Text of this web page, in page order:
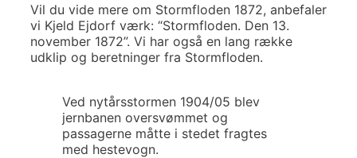
Vil du vide mere om Stormfloden 1872, anbefaler
vi Kjeld Ejdorf værk: “Stormfloden. Den 13.
november 1872”. Vi har også en lang række
udklip og beretninger fra Stormfloden.
Ved nytårsstormen 1904/05 blev
jernbanen oversvømmet og
passagerne måtte i stedet fragtes
med hestevogn.